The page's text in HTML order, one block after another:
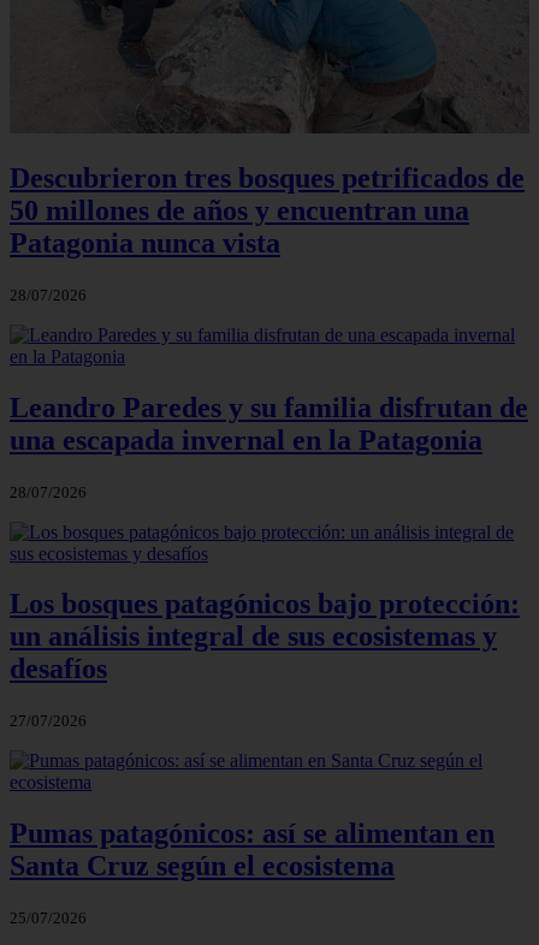
Descubrieron tres bosques petrificados de
50 millones de años y encuentran una
Patagonia nunca vista
28/07/2026
Leandro Paredes y su familia disfrutan de
una escapada invernal en la Patagonia
28/07/2026
Los bosques patagónicos bajo protección:
un análisis integral de sus ecosistemas y
desafíos
27/07/2026
Pumas patagónicos: así se alimentan en
Santa Cruz según el ecosistema
25/07/2026